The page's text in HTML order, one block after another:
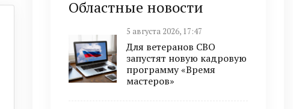
Областные новости
5 августа 2026, 17:47
Для ветеранов СВО
запустят новую кадровую
программу «Время
мастеров»